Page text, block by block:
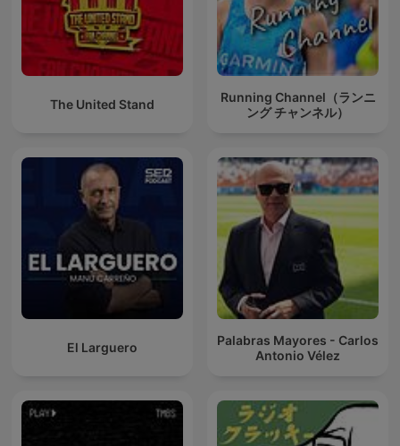
The United Stand
Running Channel（ランニ
ング チャンネル）
El Larguero
Palabras Mayores - Carlos
Antonio Vélez